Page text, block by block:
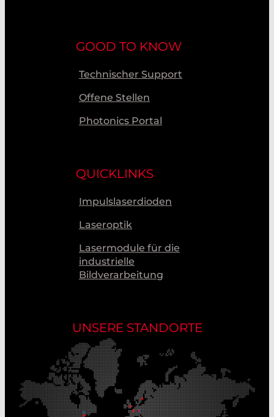
GOOD TO KNOW
Technischer Support
Offene Stellen
Photonics Portal
QUICKLINKS
Impulslaserdioden
Laseroptik
Lasermodule für die
industrielle
Bildverarbeitung
UNSERE STANDORTE